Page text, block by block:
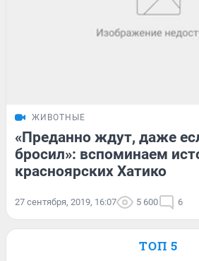
ЖИВОТНЫЕ
«Преданно ждут, даже
бросил»: вспоминаем
красноярских Хатико
27 сентября, 2019, 16:07 5 600 6
ТОП 5